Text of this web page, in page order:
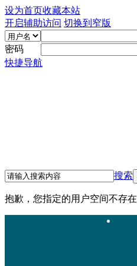
设为首页收藏本站
开启辅助访问 切换到窄版
密码
快捷导航
搜索
抱歉，您指定的用户空间不存在